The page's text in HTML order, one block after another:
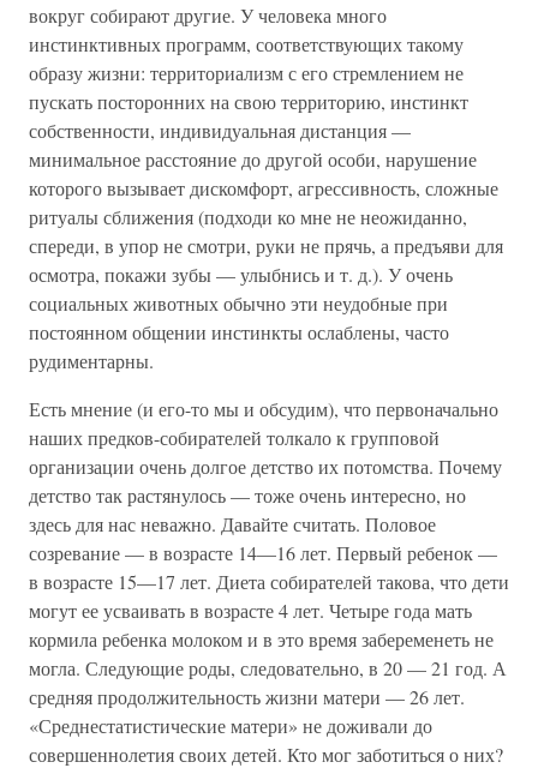
вокруг собирают другие. У человека много
инстинктивных программ, соответствующих такому
образу жизни: территориализм с его стремлением не
пускать посторонних на свою территорию, инстинкт
собственности, индивидуальная дистанция —
минимальное расстояние до другой особи, нарушение
которого вызывает дискомфорт, агрессивность, сложные
ритуалы сближения (подходи ко мне не неожиданно,
спереди, в упор не смотри, руки не прячь, а предъяви для
осмотра, покажи зубы — улыбнись и т. д.). У очень
социальных животных обычно эти неудобные при
постоянном общении инстинкты ослаблены, часто
рудиментарны.
Есть мнение (и его-то мы и обсудим), что первоначально
наших предков-собирателей толкало к групповой
организации очень долгое детство их потомства. Почему
детство так растянулось — тоже очень интересно, но
здесь для нас неважно. Давайте считать. Половое
созревание — в возрасте 14—16 лет. Первый ребенок —
в возрасте 15—17 лет. Диета собирателей такова, что дети
могут ее усваивать в возрасте 4 лет. Четыре года мать
кормила ребенка молоком и в это время забеременеть не
могла. Следующие роды, следовательно, в 20 — 21 год. А
средняя продолжительность жизни матери — 26 лет.
«Среднестатистические матери» не доживали до
совершеннолетия своих детей. Кто мог заботиться о них?